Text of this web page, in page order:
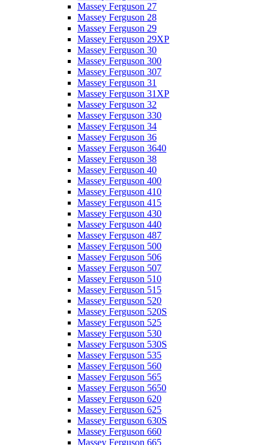
Massey Ferguson 27
Massey Ferguson 28
Massey Ferguson 29
Massey Ferguson 29XP
Massey Ferguson 30
Massey Ferguson 300
Massey Ferguson 307
Massey Ferguson 31
Massey Ferguson 31XP
Massey Ferguson 32
Massey Ferguson 330
Massey Ferguson 34
Massey Ferguson 36
Massey Ferguson 3640
Massey Ferguson 38
Massey Ferguson 40
Massey Ferguson 400
Massey Ferguson 410
Massey Ferguson 415
Massey Ferguson 430
Massey Ferguson 440
Massey Ferguson 487
Massey Ferguson 500
Massey Ferguson 506
Massey Ferguson 507
Massey Ferguson 510
Massey Ferguson 515
Massey Ferguson 520
Massey Ferguson 520S
Massey Ferguson 525
Massey Ferguson 530
Massey Ferguson 530S
Massey Ferguson 535
Massey Ferguson 560
Massey Ferguson 565
Massey Ferguson 5650
Massey Ferguson 620
Massey Ferguson 625
Massey Ferguson 630S
Massey Ferguson 660
Massey Ferguson 665